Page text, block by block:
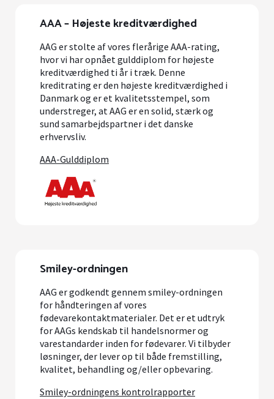
AAA – Højeste kreditværdighed
AAG er stolte af vores flerårige AAA-rating,
hvor vi har opnået gulddiplom for højeste
kreditværdighed ti år i træk. Denne
kreditrating er den højeste kreditværdighed i
Danmark og er et kvalitetsstempel, som
understreger, at AAG er en solid, stærk og
sund samarbejdspartner i det danske
erhvervsliv.
AAA-Gulddiplom
Smiley-ordningen
AAG er godkendt gennem smiley-ordningen
for håndteringen af vores
fødevarekontaktmaterialer. Det er et udtryk
for AAGs kendskab til handelsnormer og
varestandarder inden for fødevarer. Vi tilbyder
løsninger, der lever op til både fremstilling,
kvalitet, behandling og/eller opbevaring.
Smiley-ordningens kontrolrapporter